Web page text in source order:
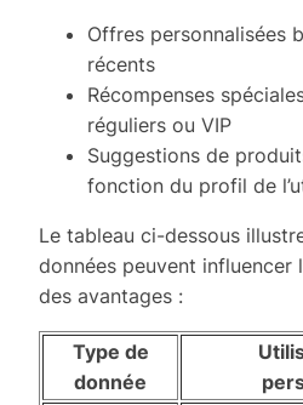
Offres personnalisées
récents
Récompenses
réguliers ou VIP
Suggestions de
fonction du profil de
Le tableau ci-dessous
données peuvent influencer
des avantages :
Type de
donnée